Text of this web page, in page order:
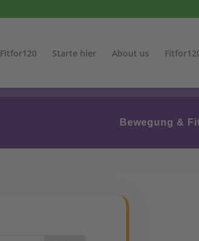
Fitfor120 Starte hier About us
Bewegung &